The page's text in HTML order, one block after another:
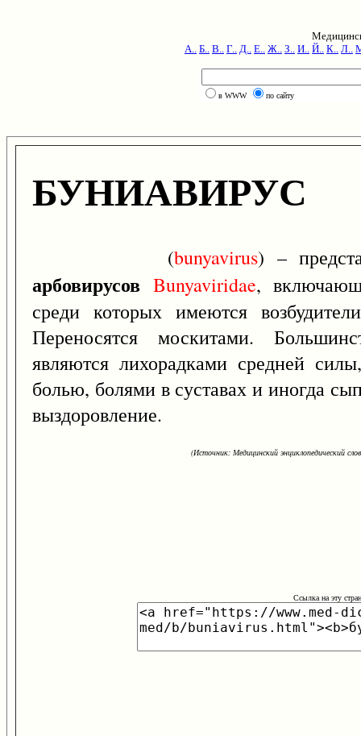
А.. Б.. В.. Г.. Д.. Е.. Ж.. З.. И.. Й.. К.. Л..
в WWW по сайту
БУНИАВИРУС
(bunyavirus) –
арбовирусов Bunyaviridae,
среди которых имеются
Переносятся москитами.
являются лихорадками средней
болью, болями в суставах и иногда
выздоровление.
(Источник: Медицинский энциклопедический
Ссылка на эту